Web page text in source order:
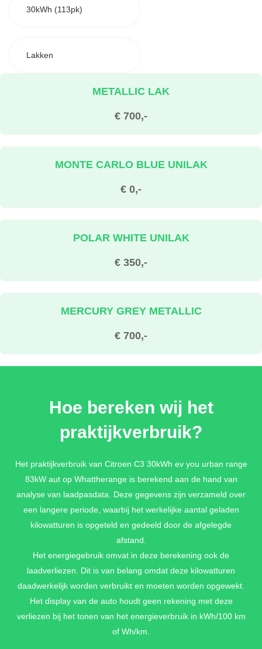
30kWh (113pk)
Lakken
€ 700,-
METALLIC LAK
€ 0,-
MONTE CARLO BLUE UNILAK
€ 350,-
POLAR WHITE UNILAK
€ 700,-
MERCURY GREY METALLIC
€ 700,-
€ 880,-
€ 700,-
BRIGHT BLUE METALLIC
Hoe bereken wij het
praktijkverbruik?
Het praktijkverbruik van Citroen C3 30kWh ev you urban range
83kW aut op Whattherange is berekend aan de hand van
analyse van laadpasdata. Deze gegevens zijn verzameld over
een langere periode, waarbij het werkelijke aantal geladen
kilowatturen is opgeteld en gedeeld door de afgelegde
afstand.
Het energiegebruik omvat in deze berekening ook de
laadverliezen. Dit is van belang omdat deze kilowatturen
daadwerkelijk worden verbruikt en moeten worden opgewekt.
Het display van de auto houdt geen rekening met deze
verliezen bij het tonen van het energieverbruik in kWh/100 km
of Wh/km.